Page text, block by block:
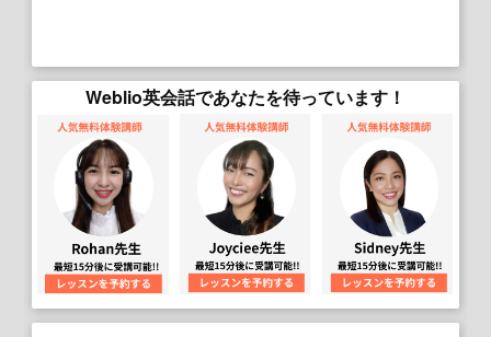
Weblio英会話であなたを待っています！